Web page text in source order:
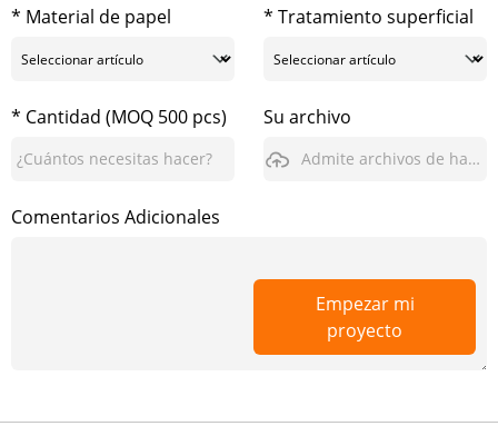
* Material de papel * Tratamiento superficial
* Cantidad (MOQ 500 pcs) Su archivo
Admite archivos de hasta 3GB
Comentarios Adicionales
Empezar mi
proyecto